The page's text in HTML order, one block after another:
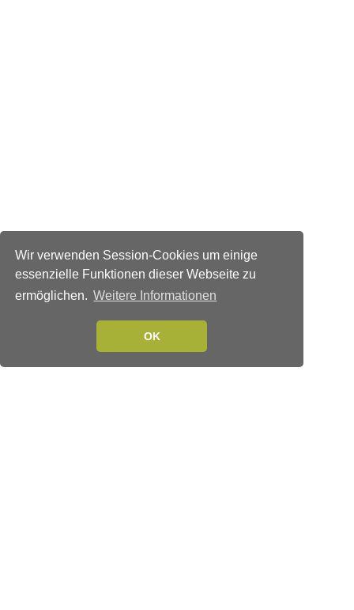
Wir verwenden Session-Cookies um einige
essenzielle Funktionen dieser Webseite zu
ermöglichen. Weitere Informationen
OK